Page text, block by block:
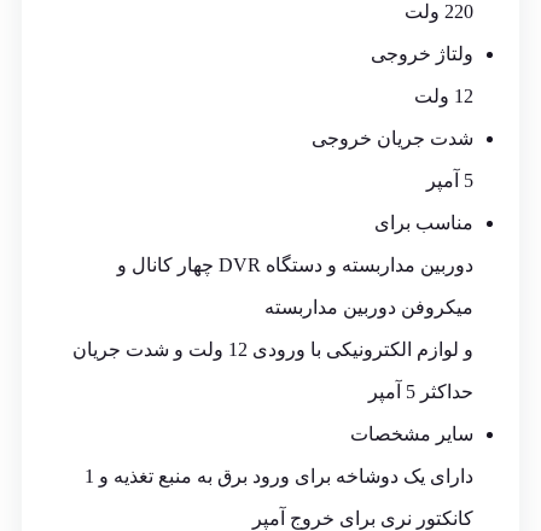
220 ولت
ولتاژ خروجی
12 ولت
شدت جریان خروجی
5 آمپر
مناسب برای
دوربین مداربسته و دستگاه DVR چهار کانال و
میکروفن دوربین مداربسته
و لوازم الکترونیکی با ورودی 12 ولت و شدت جریان
حداکثر 5 آمپر
سایر مشخصات
دارای یک دوشاخه برای ورود برق به منبع تغذیه و 1
کانکتور نری برای خروج آمپر